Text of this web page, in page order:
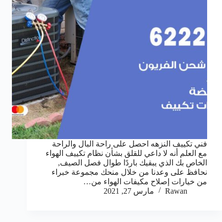
فني تكييف النزهه احصل على راحة البال والراحة
مع العلم أنه لا داعي للقلق بشأن نظام تكييف الهواء
الخاص بك الذي يبقيك باردًا طوال فصل الصيف,
نحافظ على وعدنا من خلال منحك مجموعة خبراء
من خيارات إصلاح مكيفات الهواء من…
Rawan
مارس 27, 2021